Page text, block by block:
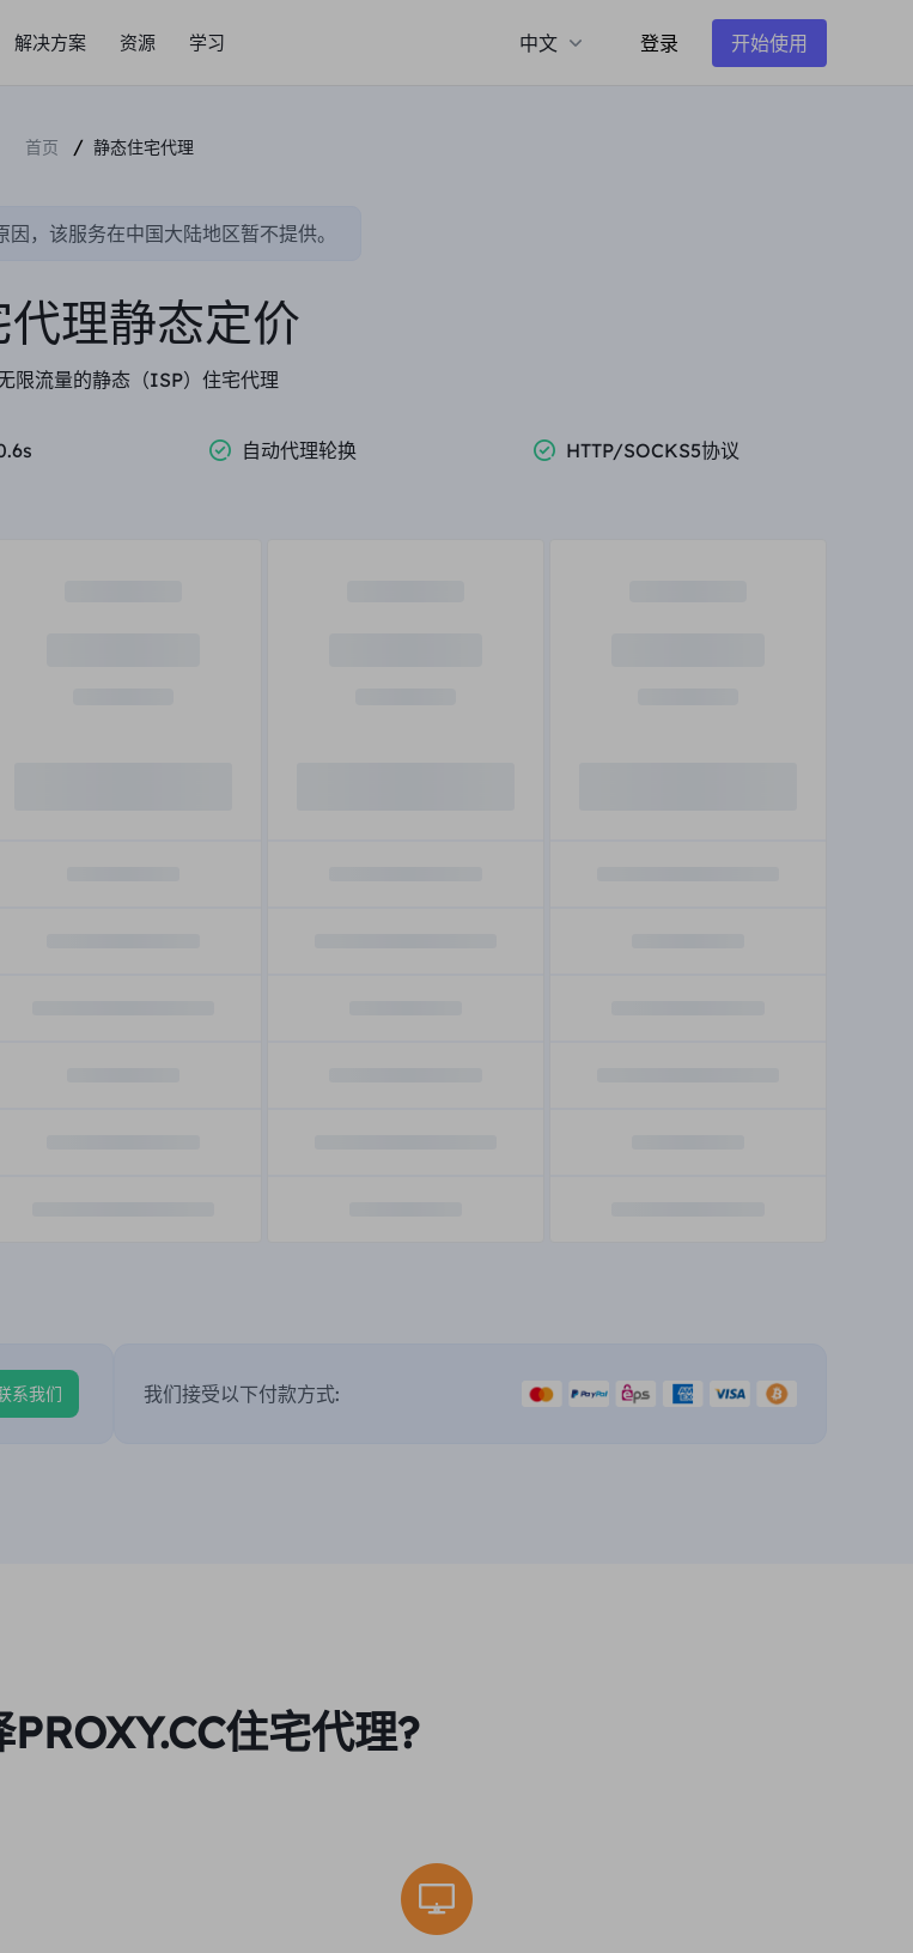
解决方案 资源 学习 中文 登录 开始使用
首页 / 静态住宅代理
因，该服务在中国大陆地区暂不提供。
代理静态定价
限流量的静态（ISP）住宅代理
自动代理轮换 HTTP/SOCKS5协议
系我们 我们接受以下付款方式:
住宅代理?